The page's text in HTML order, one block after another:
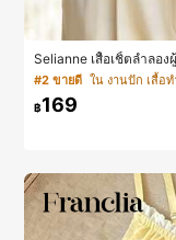
Selianne เสื้อเชิ้ตลำลอ
ม้
#2 ขายดี ใน งานปัก เสื้อ
฿169